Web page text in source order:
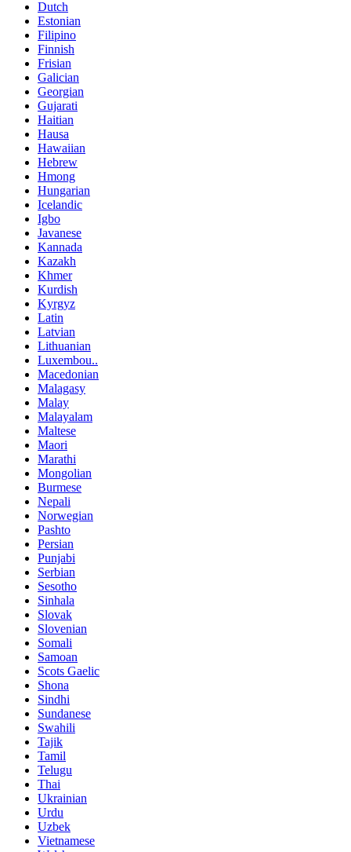
Dutch
Estonian
Filipino
Finnish
Frisian
Galician
Georgian
Gujarati
Haitian
Hausa
Hawaiian
Hebrew
Hmong
Hungarian
Icelandic
Igbo
Javanese
Kannada
Kazakh
Khmer
Kurdish
Kyrgyz
Latin
Latvian
Lithuanian
Luxembou..
Macedonian
Malagasy
Malay
Malayalam
Maltese
Maori
Marathi
Mongolian
Burmese
Nepali
Norwegian
Pashto
Persian
Punjabi
Serbian
Sesotho
Sinhala
Slovak
Slovenian
Somali
Samoan
Scots Gaelic
Shona
Sindhi
Sundanese
Swahili
Tajik
Tamil
Telugu
Thai
Ukrainian
Urdu
Uzbek
Vietnamese